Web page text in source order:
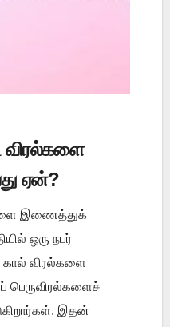
ஏன்?
இணைத்துக்
ஒரு நபர்
கால் விரல்களை
பெருவிரல்களைச்
இதன்